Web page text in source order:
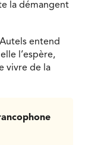
la démangent
entend
l’espère,
vivre de la